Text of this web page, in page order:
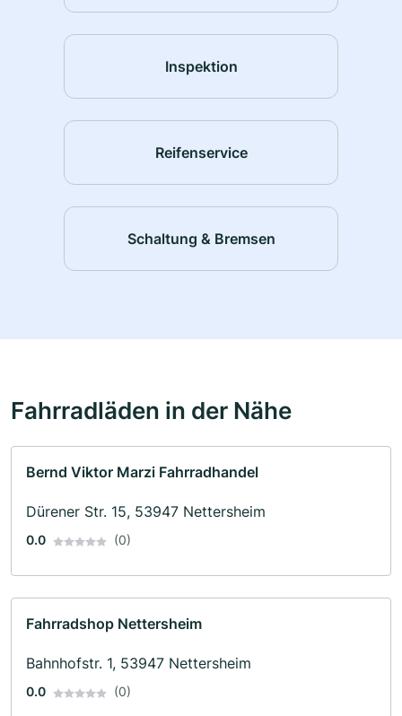
Inspektion
Reifenservice
Schaltung & Bremsen
Fahrradläden in der Nähe
Bernd Viktor Marzi Fahrradhandel
Dürener Str. 15, 53947 Nettersheim
0.0 (0)
Fahrradshop Nettersheim
Bahnhofstr. 1, 53947 Nettersheim
0.0 (0)